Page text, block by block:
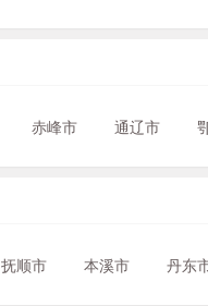
赤峰市 通辽市
抚顺市 本溪市 丹东